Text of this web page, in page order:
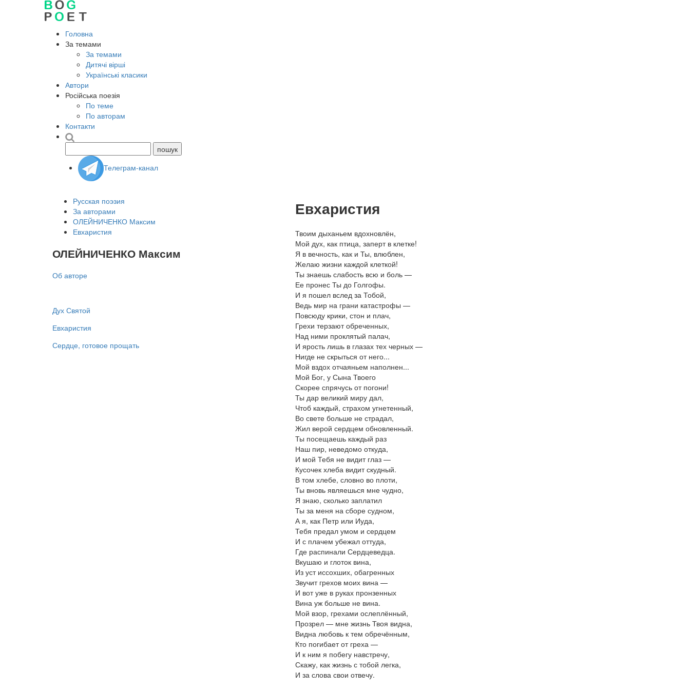
Головна
За темами
За темами
Дитячі вірші
Українські класики
Автори
Російська поезія
По теме
По авторам
Контакти
Телеграм-канал
Евхаристия
Твоим дыханьем вдохновлён,
Мой дух, как птица, заперт в клетке!
Я в вечность, как и Ты, влюблен,
Желаю жизни каждой клеткой!
Ты знаешь слабость всю и боль —
Ее пронес Ты до Голгофы.
И я пошел вслед за Тобой,
Ведь мир на грани катастрофы —
Повсюду крики, стон и плач,
Грехи терзают обреченных,
Над ними проклятый палач,
И ярость лишь в глазах тех черных —
Нигде не скрыться от него...
Мой вздох отчаяньем наполнен...
Мой Бог, у Сына Твоего
Скорее спрячусь от погони!
Ты дар великий миру дал,
Чтоб каждый, страхом угнетенный,
Во свете больше не страдал,
Жил верой сердцем обновленный.
Ты посещаешь каждый раз
Наш пир, неведомо откуда,
И мой Тебя не видит глаз —
Кусочек хлеба видит скудный.
В том хлебе, словно во плоти,
Ты вновь являешься мне чудно,
Я знаю, сколько заплатил
Ты за меня на сборе судном,
А я, как Петр или Иуда,
Тебя предал умом и сердцем
И с плачем убежал оттуда,
Где распинали Сердцеведца.
Вкушаю и глоток вина,
Из уст иссохших, обагренных
Звучит грехов моих вина —
И вот уже в руках пронзенных
Вина уж больше не вина.
Мой взор, грехами ослеплённый,
Прозрел — мне жизнь Твоя видна,
Видна любовь к тем обречённым,
Кто погибает от греха —
И к ним я побегу навстречу,
Скажу, как жизнь с тобой легка,
И за слова свои отвечу.
Русская поэзия
За авторами
ОЛЕЙНИЧЕНКО Максим
Евхаристия
ОЛЕЙНИЧЕНКО Максим
Об авторе
Дух Святой
Евхаристия
Сердце, готовое прощать